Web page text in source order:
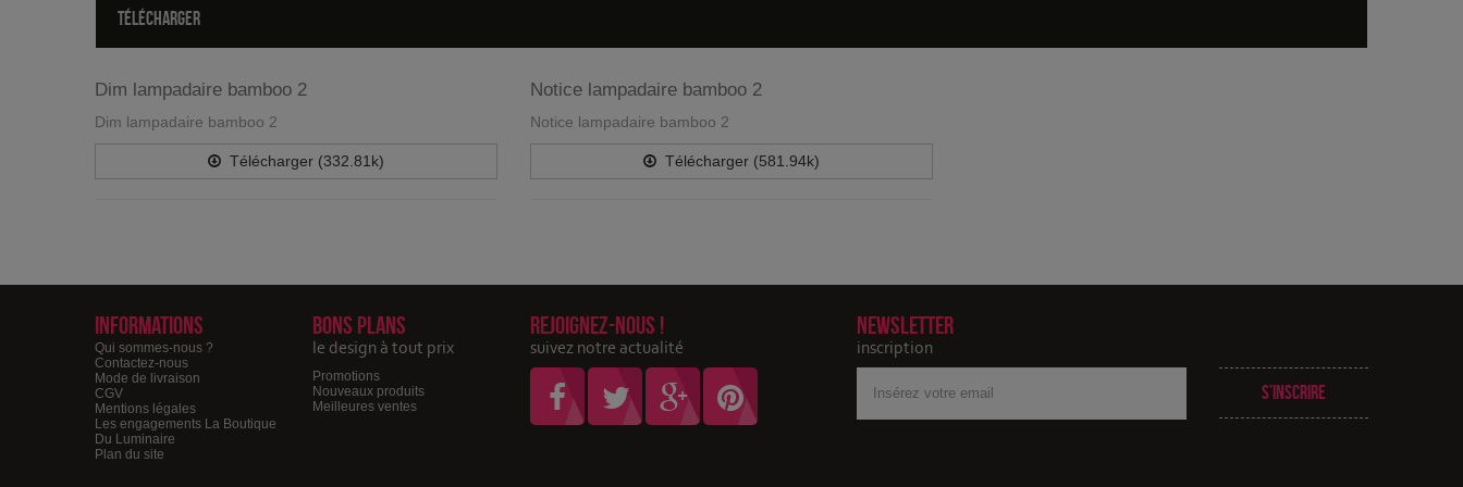
TÉLÉCHARGER
Dim lampadaire bamboo 2
Dim lampadaire bamboo 2
Télécharger (332.81k)
Notice lampadaire bamboo 2
Notice lampadaire bamboo 2
Télécharger (581.94k)
Informations
Qui sommes-nous ?
Contactez-nous
Mode de livraison
CGV
Mentions légales
Les engagements La Boutique
Du Luminaire
Plan du site
Bons plans
le design à tout prix
Promotions
Nouveaux produits
Meilleures ventes
Rejoignez-nous !
suivez notre actualité
Newsletter
inscription
adresse
S’inscrire